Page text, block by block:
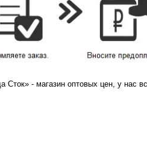
Сток»- магазин оптовых цен, у нас